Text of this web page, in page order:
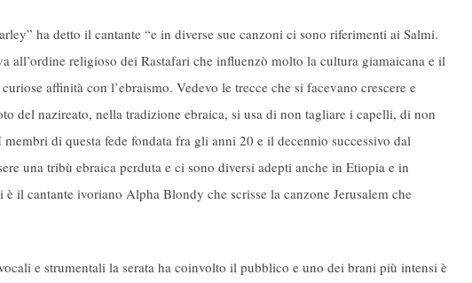
ha detto il cantante “e in diverse sue canzoni ci sono riferimenti ai Salmi.
all’ordine religioso dei Rastafari che influenzò molto la cultura giamaicana e il
affinità con l’ebraismo. Vedevo le trecce che si facevano crescere e
del nazireato, nella tradizione ebraica, si usa di non tagliare i capelli, di non
di questa fede fondata fra gli anni 20 e il decennio successivo dal
una tribù ebraica perduta e ci sono diversi adepti anche in Etiopia e in
il cantante ivoriano Alpha Blondy che scrisse la canzone Jerusalem che
e strumentali la serata ha coinvolto il pubblico e uno dei brani più intensi è